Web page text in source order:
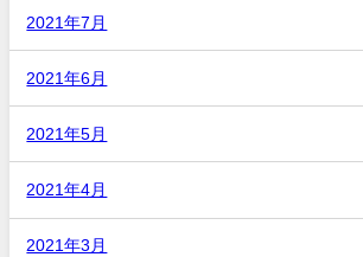
2021年7月
2021年6月
2021年5月
2021年4月
2021年3月